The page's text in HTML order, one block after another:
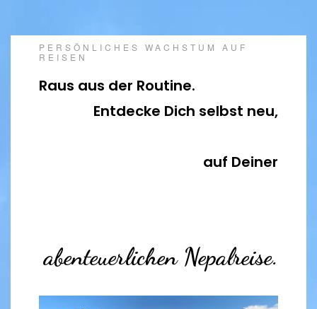
PERSÖNLICHES WACHSTUM AUF
REISEN
Raus aus der Routine.
Entdecke Dich selbst neu,
auf Deiner
abenteuerlichen Nepalreise.